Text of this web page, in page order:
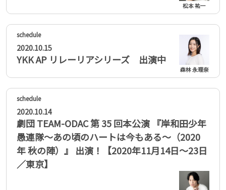
松本 祐一
2020.10.15
YKK AP リレーリアシリーズ 出演中
森林 永理奈
2020.10.14
劇団 TEAM-ODAC 第 35 回本公演 『岸和田少年
愚連隊～あの頃のハートは今もある～（2020
年 秋の陣）』 出演！【2020年11月14日～23日
／東京】